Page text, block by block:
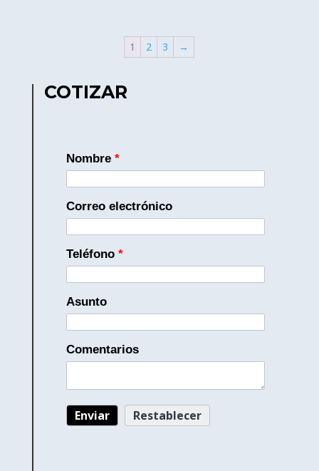
1 2 3 →
COTIZAR
Nombre *
Correo electrónico
Teléfono *
Asunto
Comentarios